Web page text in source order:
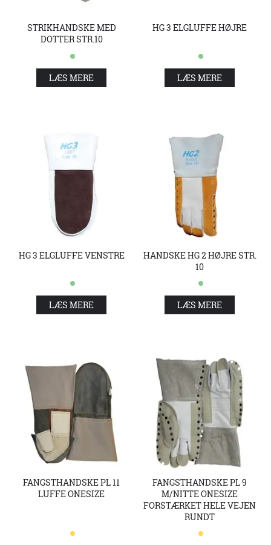
STRIKHANDSKE MED
DOTTER STR.10
LÆS MERE
HG 3 ELGLUFFE HØJRE
LÆS MERE
HG 3 ELGLUFFE VENSTRE
LÆS MERE
HANDSKE HG 2 HØJRE STR.
10
LÆS MERE
FANGSTHANDSKE PL 11
LUFFE ONESIZE
FANGSTHANDSKE PL 9
M/NITTE ONESIZE
FORSTÆRKET HELE VEJEN
RUNDT